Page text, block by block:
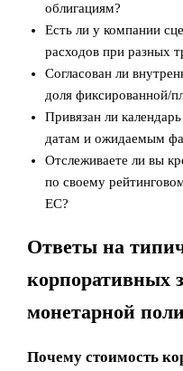
облигациям?
Есть ли у компании
расходов при разных
Согласован ли
доля фиксированной/
Привязан ли
датам и ожидаемым
Отслеживаете ли вы
по своему
ЕС?
Ответы на
корпоративных
монетарной
Почему стоимость